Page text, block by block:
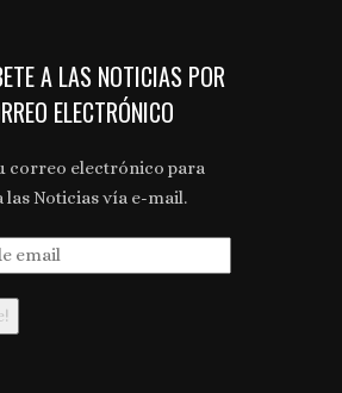
A LAS NOTICIAS POR
ELECTRÓNICO
correo electrónico para
las Noticias vía e-mail.